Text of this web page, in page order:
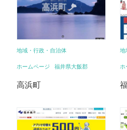
地域・行政・自治体
ホームページ 福井県大飯郡
高浜町
地
ホ